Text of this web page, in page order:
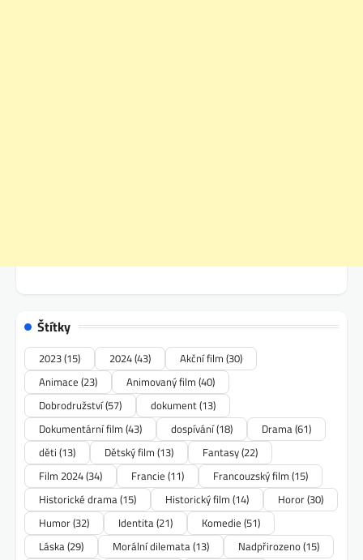
Štítky
2023(15) 2024(43) Akční film (30)
Animace (23) Animovaný film (40)
Dobrodružství(57) dokument(13)
Dokumentární film (43) dospívání(18) Drama(61)
děti (13) Dětský film (13) Fantasy(22)
Film 2024(34) Francie (11) Francouzský film (15)
Historické drama(15) Historický film (14) Horor(30)
Humor(32) Identita(21) Komedie (51)
Láska(29) Morální dilemata(13) Nadpřirozeno(15)